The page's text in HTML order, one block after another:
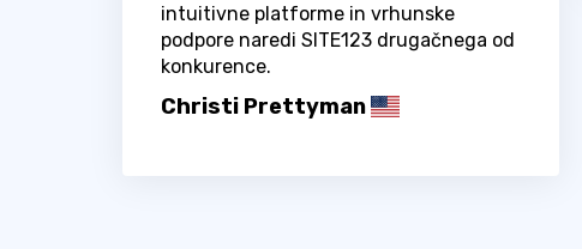
intuitivne platforme in vrhunske
podpore naredi SITE123 drugačnega od
konkurence.
Christi Prettyman